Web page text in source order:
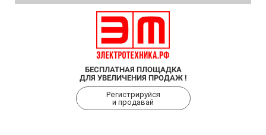
БЕСПЛАТНАЯ ПЛОЩАДКА
ДЛЯ УВЕЛИЧЕНИЯ ПРОДАЖ !
Регистрируйся
и продавай